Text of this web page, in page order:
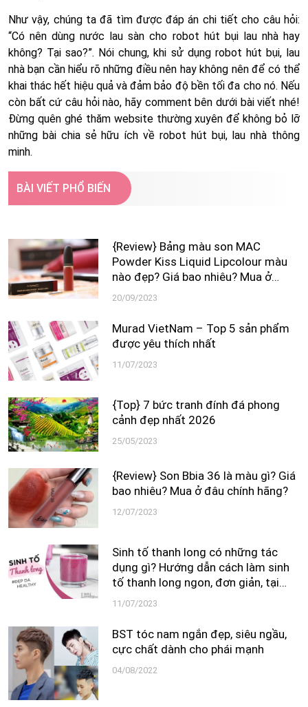
Như vậy, chúng ta đã tìm được đáp án chi tiết cho câu hỏi:
“Có nên dùng nước lau sàn cho robot hút bụi lau nhà hay
không? Tại sao?”. Nói chung, khi sử dụng robot hút bụi, lau
nhà bạn cần hiểu rõ những điều nên hay không nên để có thể
khai thác hết hiệu quả và đảm bảo độ bền tối đa cho nó. Nếu
còn bất cứ câu hỏi nào, hãy comment bên dưới bài viết nhé!
Đừng quên ghé thăm website thường xuyên để không bỏ lỡ
những bài chia sẻ hữu ích về robot hút bụi, lau nhà thông
minh.
BÀI VIẾT PHỔ BIẾN
{Review} Bảng màu son MAC
Powder Kiss Liquid Lipcolour màu
nào đẹp? Giá bao nhiêu? Mua ở
đâu?
20/09/2023
Murad VietNam – Top 5 sản phẩm
được yêu thích nhất
11/07/2023
{Top} 7 bức tranh đính đá phong
cảnh đẹp nhất 2026
25/05/2023
{Review} Son Bbia 36 là màu gì? Giá
bao nhiêu? Mua ở đâu chính hãng?
12/07/2023
Sinh tố thanh long có những tác
dụng gì? Hướng dẫn cách làm sinh
tố thanh long ngon, đơn giản, tại
nhà
11/07/2023
BST tóc nam ngắn đẹp, siêu ngầu,
cực chất dành cho phái mạnh
04/08/2022